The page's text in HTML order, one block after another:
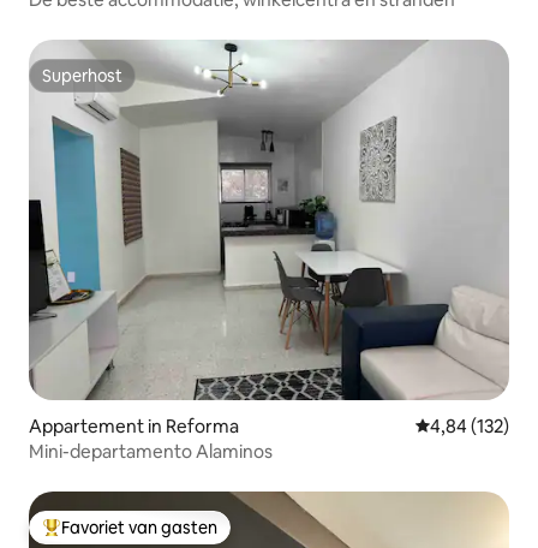
Superhost
Superhost
Appartement in Reforma Gemiddelde
4,84 (132)
Mini-departamento Alaminos
Topfavoriet van gasten
Favoriet van gasten